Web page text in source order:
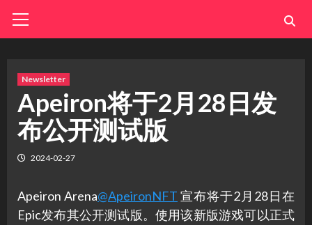
Menu
Newsletter
Apeiron将于2月28日发
布公开测试版
2024-02-27
Apeiron Arena@ApeironNFT 宣布将于2月28日在
Epic发布其公开测试版。使用该新版游戏可以正式